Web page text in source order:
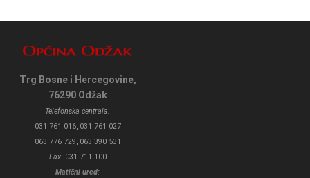
Trg Bosne i Hercegovine,
76290 Odžak
Telefonska centrala:
031 761 016, 031 761 027
063 776 729, 063 390 531
Fax: 031 711 100
Matični ured: